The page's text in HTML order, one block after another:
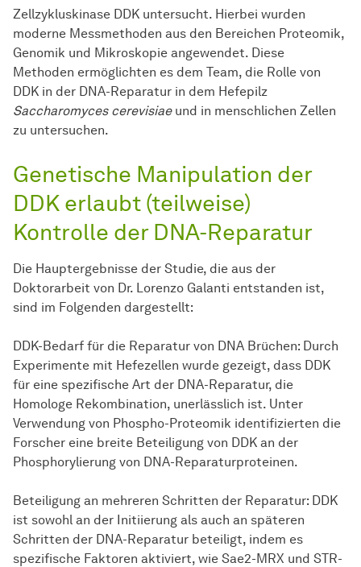
Zellzykluskinase DDK untersucht. Hierbei wurden
moderne Messmethoden aus den Bereichen Proteomik,
Genomik und Mikroskopie angewendet. Diese
Methoden ermöglichten es dem Team, die Rolle von
DDK in der DNA-Reparatur in dem Hefepilz
Saccharomyces cerevisiaeund in menschlichen Zellen
zu untersuchen.
Genetische Manipulation der
DDK erlaubt (teilweise)
Kontrolle der DNA-Reparatur
Die Hauptergebnisse der Studie, die aus der
Doktorarbeit von Dr. Lorenzo Galanti entstanden ist,
sind im Folgenden dargestellt:
DDK-Bedarf für die Reparatur von DNA Brüchen: Durch
Experimente mit Hefezellen wurde gezeigt, dass DDK
für eine spezifische Art der DNA-Reparatur, die
Homologe Rekombination, unerlässlich ist. Unter
Verwendung von Phospho-Proteomik identifizierten die
Forscher eine breite Beteiligung von DDK an der
Phosphorylierung von DNA-Reparaturproteinen.
Beteiligung an mehreren Schritten der Reparatur: DDK
ist sowohl an der Initiierung als auch an späteren
Schritten der DNA-Reparatur beteiligt, indem es
spezifische Faktoren aktiviert, wie Sae2-MRX und STR-